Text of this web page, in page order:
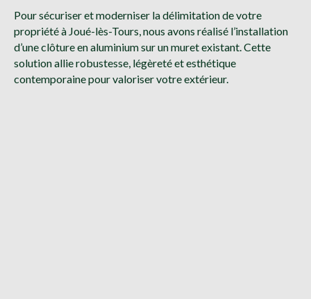
Pour sécuriser et moderniser la délimitation de votre
propriété à Joué-lès-Tours, nous avons réalisé l’installation
d’une clôture en aluminium sur un muret existant. Cette
solution allie robustesse, légèreté et esthétique
contemporaine pour valoriser votre extérieur.